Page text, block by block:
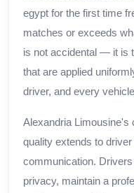
egypt for the first time
matches or exceeds
is not accidental — it is
that are applied
driver, and every
Alexandria Limousine's
quality extends to
communication.
privacy, maintain a